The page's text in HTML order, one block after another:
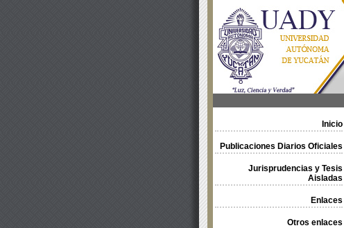
Inicio
Publicaciones Diarios Oficiales
Jurisprudencias y Tesis
Aisladas
Enlaces
Otros enlaces